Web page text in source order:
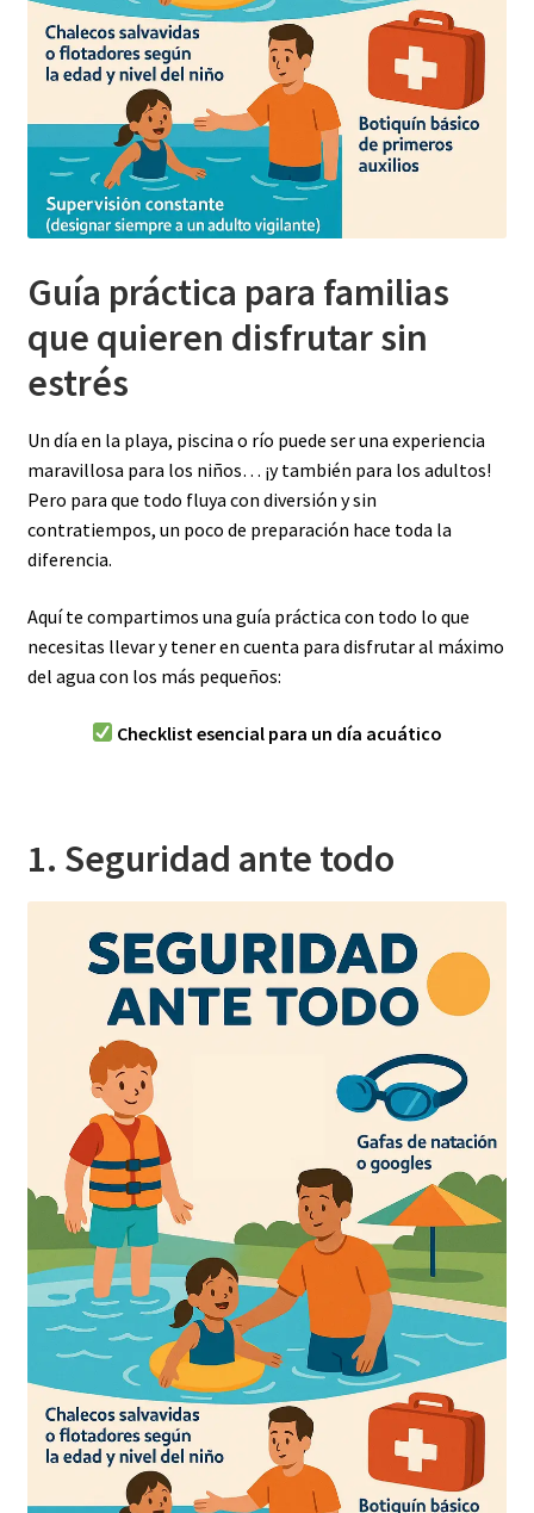
Guía práctica para familias
que quieren disfrutar sin
estrés
Un día en la playa, piscina o río puede ser una experiencia
maravillosa para los niños… ¡y también para los adultos!
Pero para que todo fluya con diversión y sin
contratiempos, un poco de preparación hace toda la
diferencia.
Aquí te compartimos una guía práctica con todo lo que
necesitas llevar y tener en cuenta para disfrutar al máximo
del agua con los más pequeños:
Checklist esencial para un día acuático
1. Seguridad ante todo